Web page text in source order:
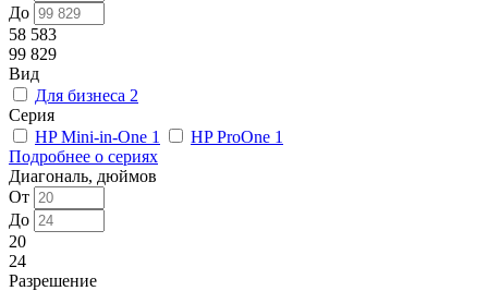
До
58 583
99 829
Вид
Для бизнеса 2
Серия
HP Mini-in-One 1 HP ProOne 1
Подробнее о сериях
Диагональ, дюймов
От
До
20
24
Разрешение